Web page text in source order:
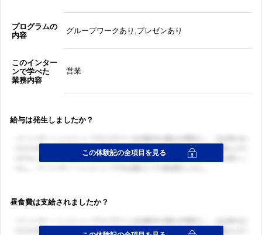
プログラムの
内容
グループワークあり,プレゼンあり
このインター
ンで学べた
業務内容
営業
給与は発生しましたか？
昼食費は支給されましたか？